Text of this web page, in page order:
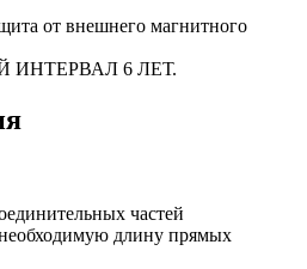
от внешнего магнитного
6 ЛЕТ.
частей
длину прямых